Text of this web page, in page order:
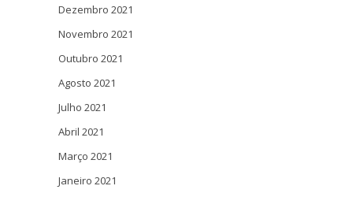
Dezembro 2021
Novembro 2021
Outubro 2021
Agosto 2021
Julho 2021
Abril 2021
Março 2021
Janeiro 2021